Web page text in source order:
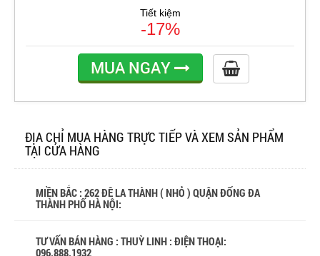
Tiết kiệm
-17%
MUA NGAY
ĐỊA CHỈ MUA HÀNG TRỰC TIẾP VÀ XEM SẢN PHẨM
TẠI CỬA HÀNG
MIỀN BẮC : 262 ĐÊ LA THÀNH ( NHỎ ) QUẬN ĐỐNG ĐA
THÀNH PHỐ HÀ NỘI:
TƯ VẤN BÁN HÀNG : THUỲ LINH : ĐIỆN THOẠI:
096.888.1932